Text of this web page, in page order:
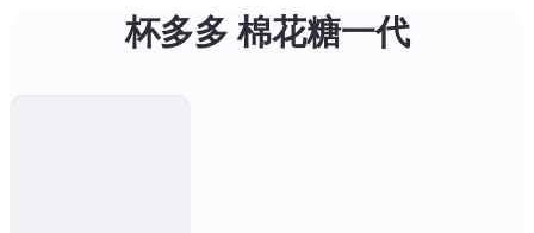
杯多多 棉花糖一代